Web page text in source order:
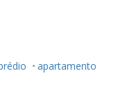
apartamento